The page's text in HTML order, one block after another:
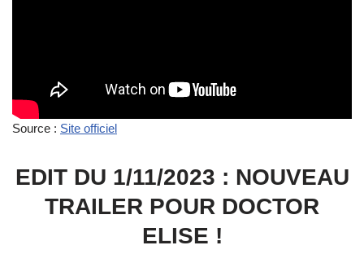
Source : Site officiel
EDIT DU 1/11/2023 : NOUVEAU
TRAILER POUR DOCTOR
ELISE !